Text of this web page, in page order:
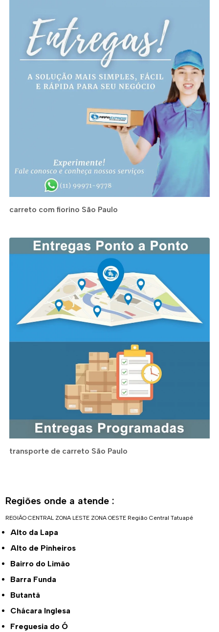
carreto com fiorino São Paulo
transporte de carreto São Paulo
Regiões onde a atende :
REGIÃO CENTRAL ZONA LESTE ZONA OESTE Região Central Tatuapé
Alto da Lapa
Alto de Pinheiros
Bairro do Limão
Barra Funda
Butantã
Chácara Inglesa
Freguesia do Ó